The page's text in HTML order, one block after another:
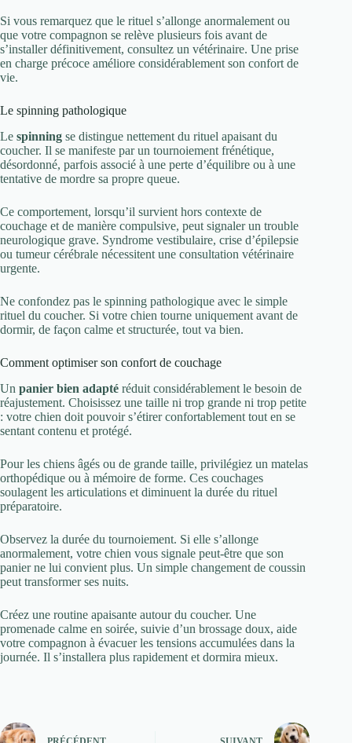
Si vous remarquez que le rituel s’allonge anormalement ou
que votre compagnon se relève plusieurs fois avant de
s’installer définitivement, consultez un vétérinaire. Une prise
en charge précoce améliore considérablement son confort de
vie.
Le spinning pathologique
Le spinning se distingue nettement du rituel apaisant du
coucher. Il se manifeste par un tournoiement frénétique,
désordonné, parfois associé à une perte d’équilibre ou à une
tentative de mordre sa propre queue.
Ce comportement, lorsqu’il survient hors contexte de
couchage et de manière compulsive, peut signaler un trouble
neurologique grave. Syndrome vestibulaire, crise d’épilepsie
ou tumeur cérébrale nécessitent une consultation vétérinaire
urgente.
Ne confondez pas le spinning pathologique avec le simple
rituel du coucher. Si votre chien tourne uniquement avant de
dormir, de façon calme et structurée, tout va bien.
Comment optimiser son confort de couchage
Un panier bien adapté réduit considérablement le besoin de
réajustement. Choisissez une taille ni trop grande ni trop petite
: votre chien doit pouvoir s’étirer confortablement tout en se
sentant contenu et protégé.
Pour les chiens âgés ou de grande taille, privilégiez un matelas
orthopédique ou à mémoire de forme. Ces couchages
soulagent les articulations et diminuent la durée du rituel
préparatoire.
Observez la durée du tournoiement. Si elle s’allonge
anormalement, votre chien vous signale peut-être que son
panier ne lui convient plus. Un simple changement de coussin
peut transformer ses nuits.
Créez une routine apaisante autour du coucher. Une
promenade calme en soirée, suivie d’un brossage doux, aide
votre compagnon à évacuer les tensions accumulées dans la
journée. Il s’installera plus rapidement et dormira mieux.